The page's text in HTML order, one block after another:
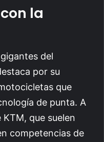
la
del
por su
que
de punta. A
que suelen
competencias de